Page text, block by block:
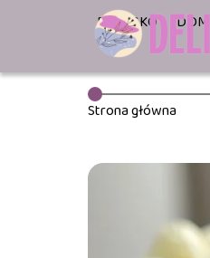
DZIECKO DOM
Strona główna